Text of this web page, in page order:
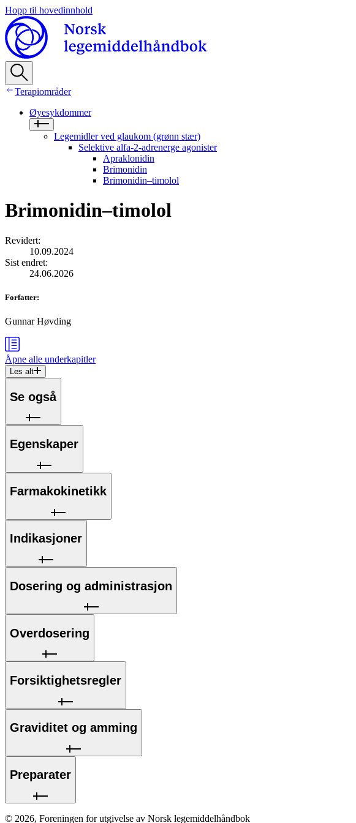
Hopp til hovedinnhold
Terapiområder
Øyesykdommer
Legemidler ved glaukom (grønn stær)
Selektive alfa-2-adrenerge agonister
Apraklonidin
Brimonidin
Brimonidin–timolol
Brimonidin–timolol
Revidert:
10.09.2024
Sist endret:
24.06.2026
Forfatter:
Gunnar Høvding
Åpne alle underkapitler
Les alt
Se også
Egenskaper
Farmakokinetikk
Indikasjoner
Dosering og administrasjon
Overdosering
Forsiktighetsregler
Graviditet og amming
Preparater
© 2026, Foreningen for utgivelse av Norsk legemiddelhåndbok